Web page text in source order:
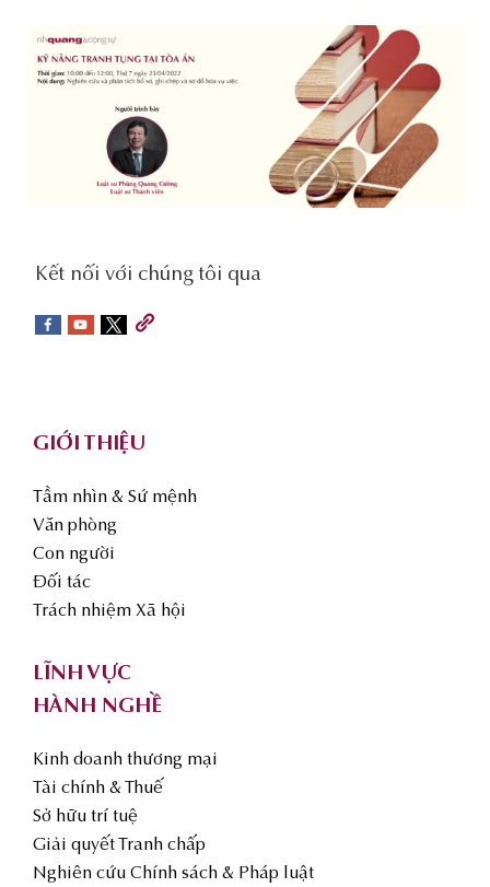
social-
sidebar
Kết nối với chúng tôi qua
GIỚI THIỆU
Tầm nhìn & Sứ mệnh
Văn phòng
Con người
Đối tác
Trách nhiệm Xã hội
LĨNH VỰC
HÀNH NGHỀ
Kinh doanh thương mại
Tài chính & Thuế
Sở hữu trí tuệ
Giải quyết Tranh chấp
Nghiên cứu Chính sách & Pháp luật